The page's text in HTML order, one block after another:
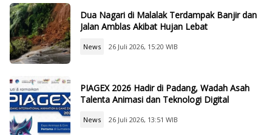
Dua Nagari di Malalak Terdampak Banjir dan
Jalan Amblas Akibat Hujan Lebat
News 26 Juli 2026, 15:20 WIB
PIAGEX 2026 Hadir di Padang, Wadah Asah
Talenta Animasi dan Teknologi Digital
News 26 Juli 2026, 13:51 WIB